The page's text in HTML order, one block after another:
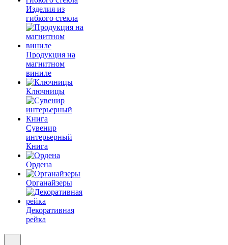
Изделия из
гибкого стекла
Продукция на
магнитном
виниле
Ключницы
Сувенир
интерьерный
Книга
Ордена
Органайзеры
Декоративная
рейка